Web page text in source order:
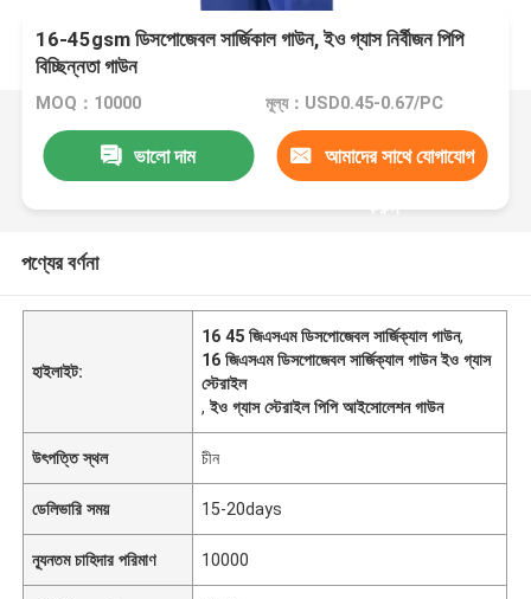
16-45gsm ডিসপোজেবল সার্জিকাল গাউন, ইও গ্যাস নির্বীজন পিপি
বিচ্ছিন্নতা গাউন
MOQ：10000 মূল্য：USD0.45-0.67/PC
ভালো দাম আমাদের সাথে যোগাযোগ
করুন
পণ্যের বর্ণনা
হাইলাইট:
16 45 জিএসএম ডিসপোজেবল সার্জিক্যাল গাউন,
16 জিএসএম ডিসপোজেবল সার্জিক্যাল গাউন ইও গ্যাস
স্টেরাইল
,ইও গ্যাস স্টেরাইল পিপি আইসোলেশন গাউন
উৎপত্তি স্থল চীন
ডেলিভারি সময় 15-20days
ন্যূনতম চাহিদার পরিমাণ 10000